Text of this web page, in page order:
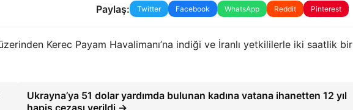
Paylaş: Twitter Facebook WhatsApp Reddit Pinterest
Kerec Payam Havalimanı’na indiği ve İranlı yetkililerle iki saatlik bir
Ukrayna’ya 51 dolar yardımda bulunan kadına vatana ihanetten 12 yıl
hapis cezası verildi →